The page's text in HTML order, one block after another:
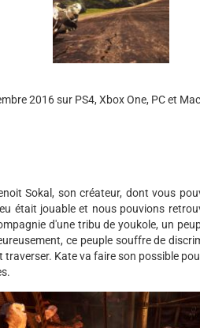
2016 sur PS4, Xbox One, PC et
Sokal, son créateur, dont vous
était jouable et nous pouvions
d'une tribu de youkole, un
ce peuple souffre de
traverser. Kate va faire son possible